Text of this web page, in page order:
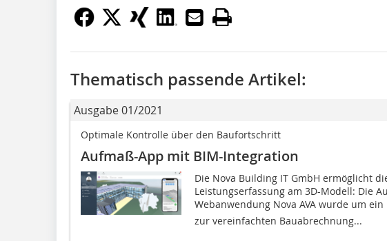
Thematisch passende Artikel:
Ausgabe 01/2021
Optimale Kontrolle über den Baufortschritt
Aufmaß-App mit BIM-Integration
Die Nova Building IT GmbH ermöglicht
Leistungserfassung am 3D-Modell: Die
Webanwendung Nova AVA wurde um
zur vereinfachten Bauabrechnung...